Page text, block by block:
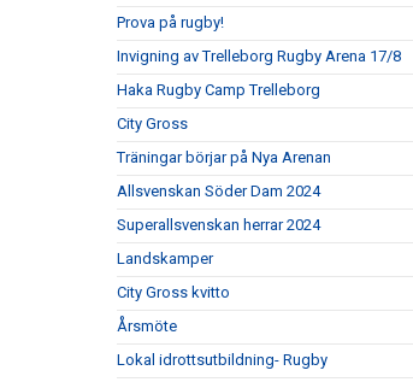
Prova på rugby!
Invigning av Trelleborg Rugby Arena 17/8
Haka Rugby Camp Trelleborg
City Gross
Träningar börjar på Nya Arenan
Allsvenskan Söder Dam 2024
Superallsvenskan herrar 2024
Landskamper
City Gross kvitto
Årsmöte
Lokal idrottsutbildning- Rugby